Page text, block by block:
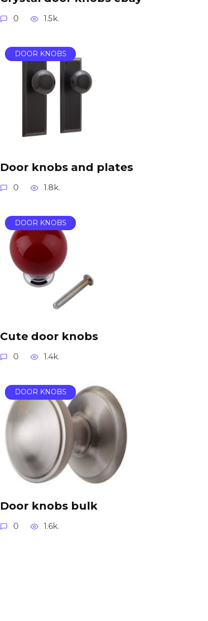
0 1.5k.
DOOR KNOBS
Door knobs and plates
0 1.8k.
DOOR KNOBS
Cute door knobs
0 1.4k.
DOOR KNOBS
Door knobs bulk
0 1.6k.